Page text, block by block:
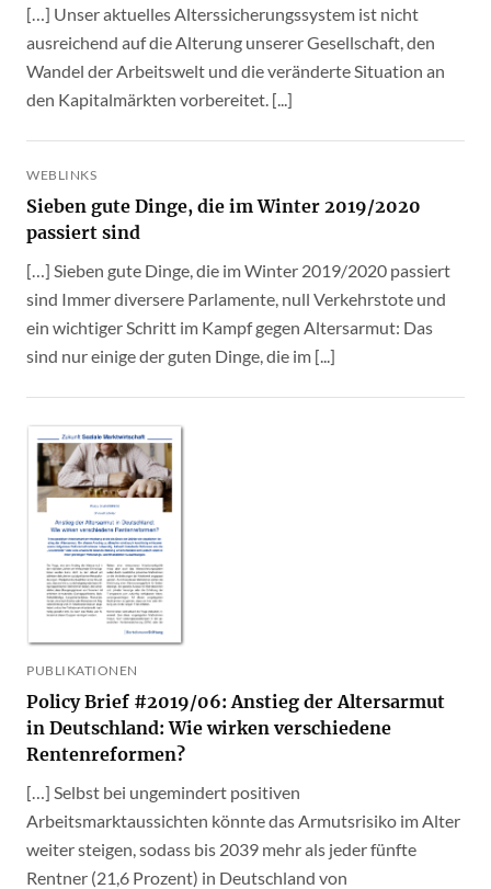
[…] Unser aktuelles Alterssicherungssystem ist nicht
ausreichend auf die Alterung unserer Gesellschaft, den
Wandel der Arbeitswelt und die veränderte Situation an
den Kapitalmärkten vorbereitet. [...]
WEBLINKS
Sieben gute Dinge, die im Winter 2019/2020
passiert sind
[…] Sieben gute Dinge, die im Winter 2019/2020 passiert
sind Immer diversere Parlamente, null Verkehrstote und
ein wichtiger Schritt im Kampf gegen Altersarmut: Das
sind nur einige der guten Dinge, die im [...]
PUBLIKATIONEN
Policy Brief #2019/06: Anstieg der Altersarmut
in Deutschland: Wie wirken verschiedene
Rentenreformen?
[…] Selbst bei ungemindert positiven
Arbeitsmarktaussichten könnte das Armutsrisiko im Alter
weiter steigen, sodass bis 2039 mehr als jeder fünfte
Rentner (21,6 Prozent) in Deutschland von